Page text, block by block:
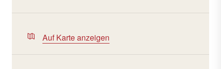
Auf Karte anzeigen